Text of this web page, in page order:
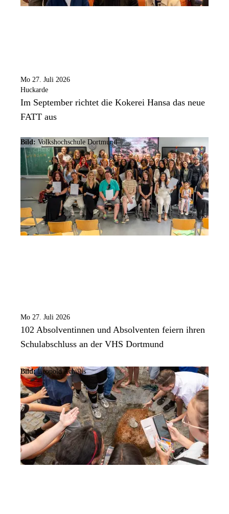
Mo 27. Juli 2026
Huckarde
Im September richtet die Kokerei Hansa das neue
FATT aus
Bild: Volkshochschule Dortmund
Mo 27. Juli 2026
102 Absolventinnen und Absolventen feiern ihren
Schulabschluss an der VHS Dortmund
Bild: Leopold Achillis